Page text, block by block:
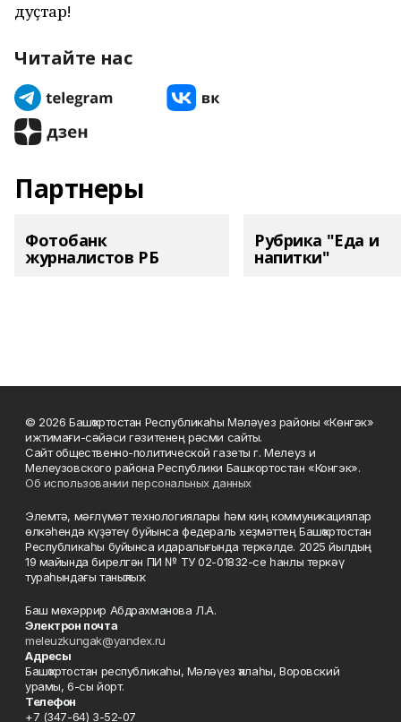
дуҫтар!
Читайте нас
Партнеры
Фотобанк
журналистов РБ
Рубрика "Еда и
напитки"
© 2026 Башҡортостан Республикаһы Мәләүез районы «Көнгәк»
ижтимағи-сәйәси гәзитенең рәсми сайты.
Сайт общественно-политической газеты г. Мелеуз и
Мелеузовского района Республики Башкортостан «Конгэк».
Об использовании персональных данных
Элемтә, мәғлүмәт технологиялары һәм киң коммуникациялар
өлкәһендә күҙәтеү буйынса федераль хеҙмәттең Башҡортостан
Республикаһы буйынса идаралығында теркәлде. 2025 йылдың
19 майында бирелгән ПИ № ТУ 02-01832-се һанлы теркәү
тураһындағы таныҡлыҡ.
Баш мөхәррир Абдрахманова Л.А.
Электрон почта
meleuzkungak@yandex.ru
Адресы
Башҡортостан республикаһы, Мәләүез ҡалаһы, Воровский
урамы, 6-сы йорт.
Телефон
+7 (347-64) 3-52-07